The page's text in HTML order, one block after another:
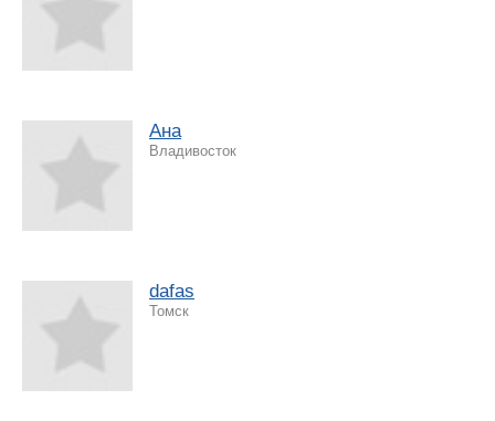
Ана
Владивосток
dafas
Томск